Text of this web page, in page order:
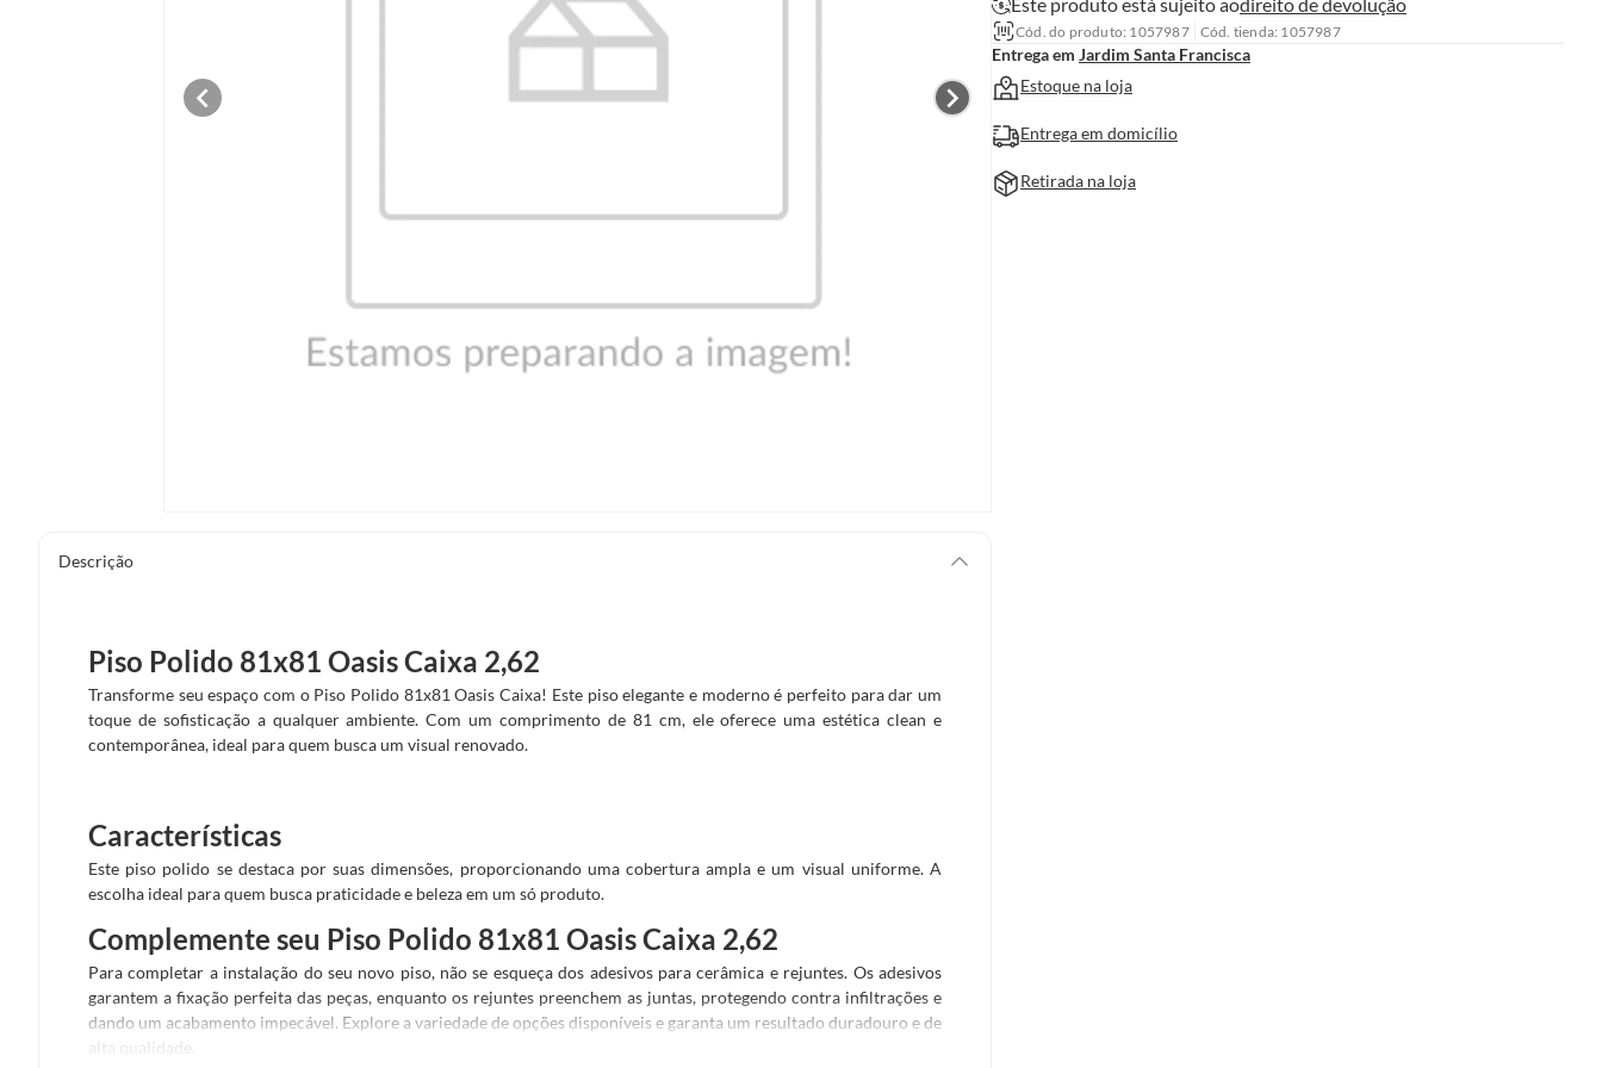
Descrição
Piso Polido 81x81 Oasis Caixa 2,62
Transforme seu espaço com o Piso Polido 81x81 Oasis Caixa! Este piso elegante e moderno é perfeito para dar um
toque de sofisticação a qualquer ambiente. Com um comprimento de 81 cm, ele oferece uma estética clean e
contemporânea, ideal para quem busca um visual renovado.
Características
Este piso polido se destaca por suas dimensões, proporcionando uma cobertura ampla e um visual uniforme. A
escolha ideal para quem busca praticidade e beleza em um só produto.
Complemente seu Piso Polido 81x81 Oasis Caixa 2,62
Para completar a instalação do seu novo piso, não se esqueça dos adesivos para cerâmica e rejuntes. Os adesivos
garantem a fixação perfeita das peças, enquanto os rejuntes preenchem as juntas, protegendo contra infiltrações e
dando um acabamento impecável. Explore a variedade de opções disponíveis e garanta um resultado duradouro e de
alta qualidade.
Cód. do produto: 1057987 Cód. tienda: 1057987
Entrega em Jardim Santa Francisca
Estoque na loja
Entrega em domicílio
Retirada na loja